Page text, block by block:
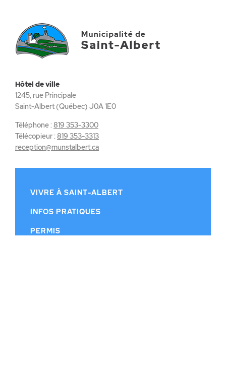
Hôtel de ville
1245, rue Principale
Saint-Albert (Québec) J0A 1E0
Téléphone :819 353-3300
Télécopieur :819 353-3313
reception@munstalbert.ca
VIVRE À SAINT-ALBERT
INFOS PRATIQUES
PERMIS